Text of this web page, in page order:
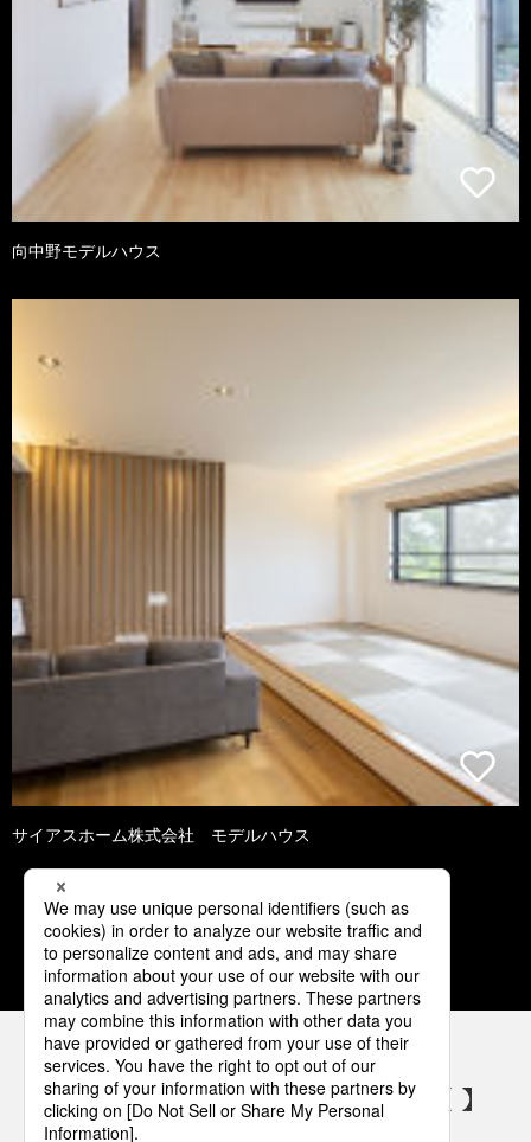
向中野モデルハウス
サイアスホーム株式会社 モデルハウス
1 2 3 4 5
パナソニックの電気設備 SNSアカウント